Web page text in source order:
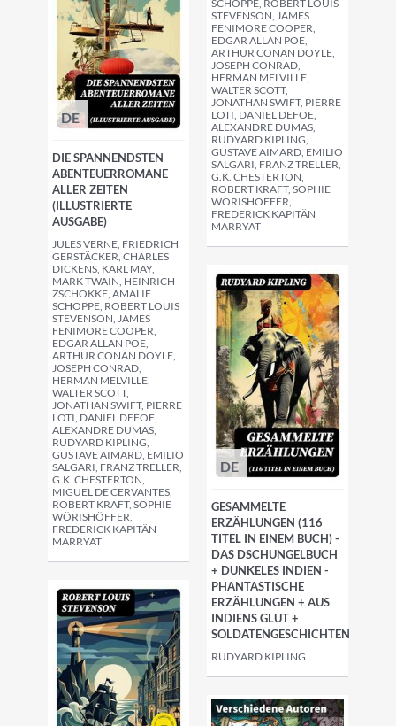
SCHOPPE, ROBERT LOUIS
STEVENSON, JAMES
FENIMORE COOPER,
EDGAR ALLAN POE,
ARTHUR CONAN DOYLE,
JOSEPH CONRAD,
HERMAN MELVILLE,
WALTER SCOTT,
JONATHAN SWIFT, PIERRE
LOTI, DANIEL DEFOE,
ALEXANDRE DUMAS,
RUDYARD KIPLING,
GUSTAVE AIMARD, EMILIO
SALGARI, FRANZ TRELLER,
G.K. CHESTERTON,
ROBERT KRAFT, SOPHIE
WÖRISHÖFFER,
FREDERICK KAPITÄN
MARRYAT
DE
DIE SPANNENDSTEN
ABENTEUERROMANE
ALLER ZEITEN
(ILLUSTRIERTE
AUSGABE)
JULES VERNE, FRIEDRICH
GERSTÄCKER, CHARLES
DICKENS, KARL MAY,
MARK TWAIN, HEINRICH
ZSCHOKKE, AMALIE
SCHOPPE, ROBERT LOUIS
STEVENSON, JAMES
FENIMORE COOPER,
EDGAR ALLAN POE,
ARTHUR CONAN DOYLE,
JOSEPH CONRAD,
HERMAN MELVILLE,
WALTER SCOTT,
JONATHAN SWIFT, PIERRE
LOTI, DANIEL DEFOE,
ALEXANDRE DUMAS,
RUDYARD KIPLING,
GUSTAVE AIMARD, EMILIO
SALGARI, FRANZ TRELLER,
G.K. CHESTERTON,
MIGUEL DE CERVANTES,
ROBERT KRAFT, SOPHIE
WÖRISHÖFFER,
FREDERICK KAPITÄN
MARRYAT
DE
GESAMMELTE
ERZÄHLUNGEN (116
TITEL IN EINEM BUCH) -
DAS DSCHUNGELBUCH
+ DUNKELES INDIEN -
PHANTASTISCHE
ERZÄHLUNGEN + AUS
INDIENS GLUT +
SOLDATENGESCHICHTEN
RUDYARD KIPLING